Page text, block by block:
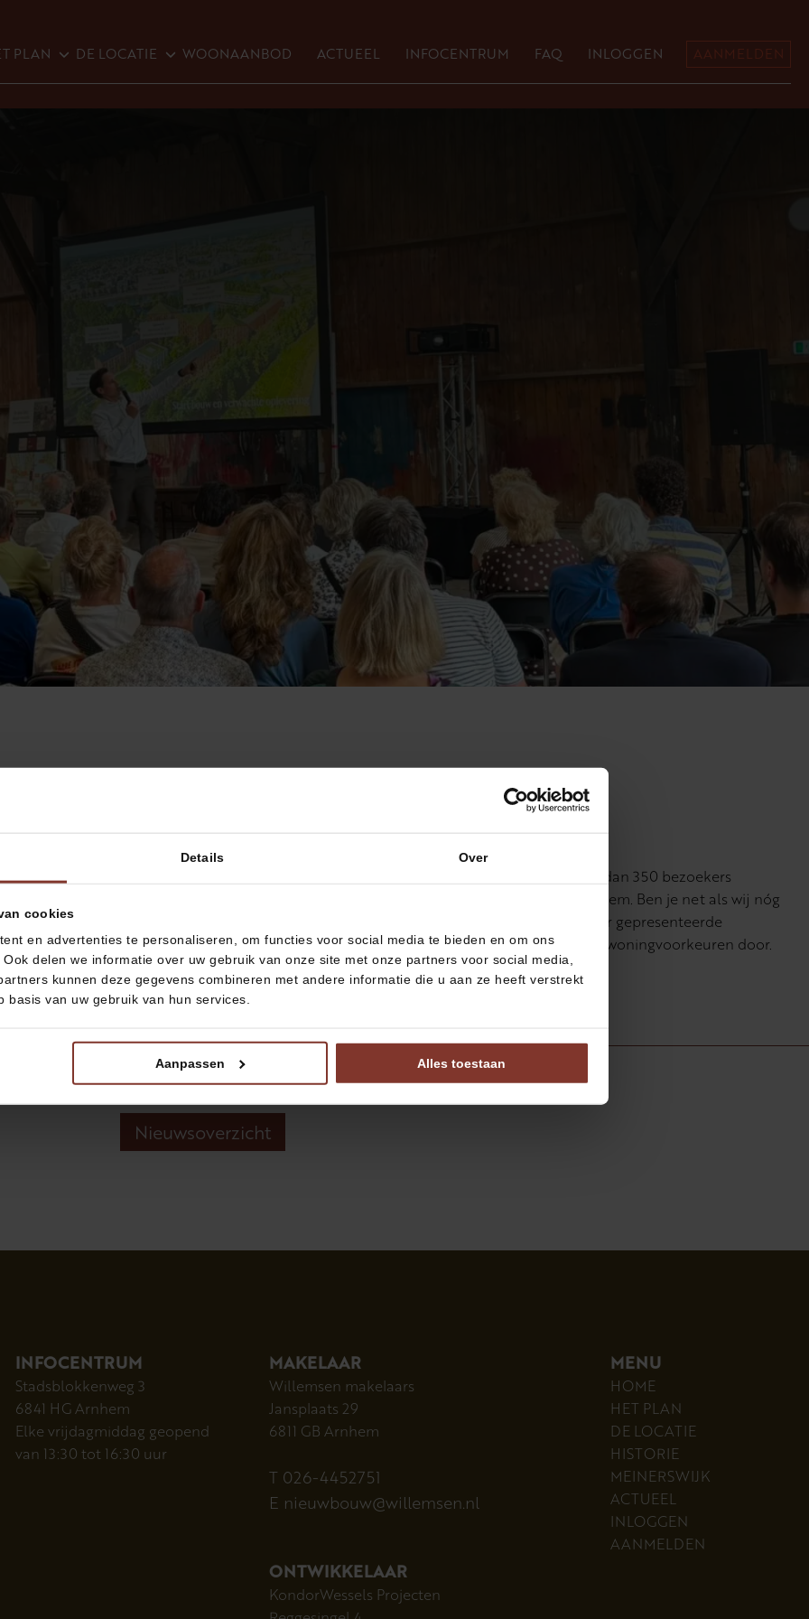
Details Over
cookies
en advertenties te personaliseren, om functies voor social media te bieden en om ons
delen we informatie over uw gebruik van onze site met onze partners voor social media,
kunnen deze gegevens combineren met andere informatie die u aan ze heeft verstrekt
van uw gebruik van hun services.
Aanpassen Alles toestaan
PLAN DE LOCATIE WOONAANBOD ACTUEEL INFOCENTRUM FAQ INLOGGEN AANMELDEN
door
plaats in de Haven van Workum. Tijdens drie presentatierondes konden de meer dan 350 bezoekers
Was je erbij? Dan hopen we dat je een nog beter beeld hebt gekregen van ASM Arnhem. Ben je net als wij nóg
Zorg dan dat je je optimaal voorbereid in de richting van start verkoop. Het gister gepresenteerde
hetwoonaanbod in gebouw D1 staat nu online. Bekijk, vergelijk en geef alvast je eerste 5 woningvoorkeuren door.
tijdens de officiële start verkoop in september van dit jaar.
Nieuwsoverzicht
INFOCENTRUM
Stadsblokkenweg 3
6841 HG Arnhem
Elke vrijdagmiddag geopend
van 13:30 tot 16:30 uur
MAKELAAR
Willemsen makelaars
Jansplaats 29
6811 GB Arnhem
T 026-4452751
E nieuwbouw@willemsen.nl
ONTWIKKELAAR
KondorWessels Projecten
MENU
HOME
HET PLAN
DE LOCATIE
HISTORIE
MEINERSWIJK
ACTUEEL
INLOGGEN
AANMELDEN